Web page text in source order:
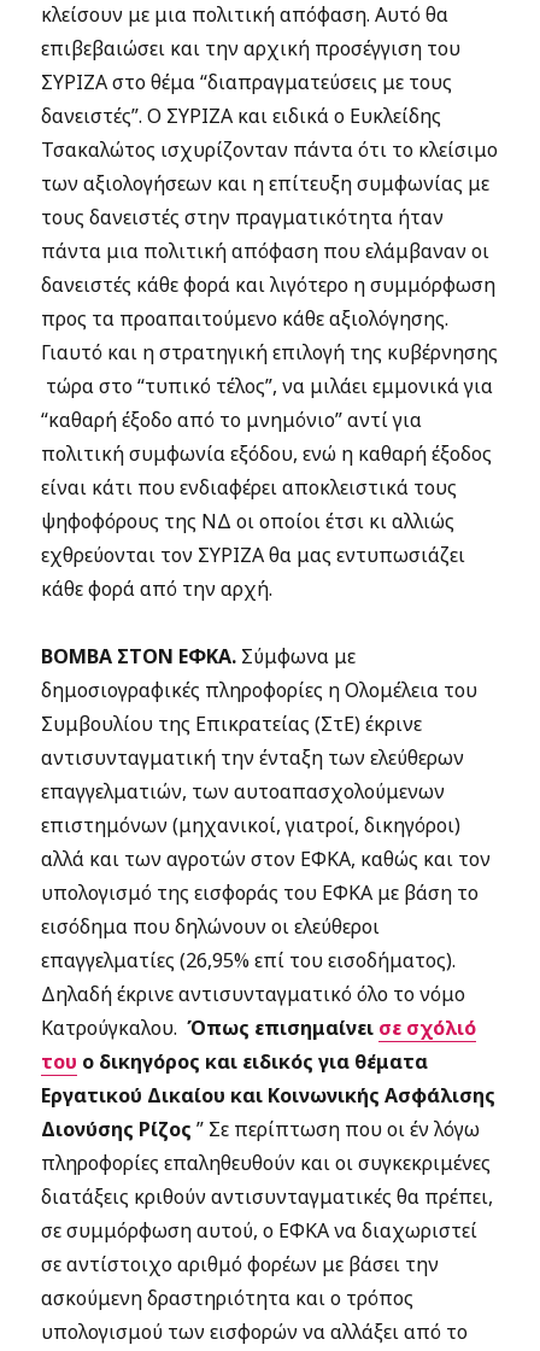
κλείσουν με μια πολιτική απόφαση. Αυτό θα
επιβεβαιώσει και την αρχική προσέγγιση του
ΣΥΡΙΖΑ στο θέμα “διαπραγματεύσεις με τους
δανειστές”. Ο ΣΥΡΙΖΑ και ειδικά ο Ευκλείδης
Τσακαλώτος ισχυρίζονταν πάντα ότι το κλείσιμο
των αξιολογήσεων και η επίτευξη συμφωνίας με
τους δανειστές στην πραγματικότητα ήταν
πάντα μια πολιτική απόφαση που ελάμβαναν οι
δανειστές κάθε φορά και λιγότερο η συμμόρφωση
προς τα προαπαιτούμενο κάθε αξιολόγησης.
Γιαυτό και η στρατηγική επιλογή της κυβέρνησης
τώρα στο “τυπικό τέλος”, να μιλάει εμμονικά για
“καθαρή έξοδο από το μνημόνιο” αντί για
πολιτική συμφωνία εξόδου, ενώ η καθαρή έξοδος
είναι κάτι που ενδιαφέρει αποκλειστικά τους
ψηφοφόρους της ΝΔ οι οποίοι έτσι κι αλλιώς
εχθρεύονται τον ΣΥΡΙΖΑ θα μας εντυπωσιάζει
κάθε φορά από την αρχή.
ΒΟΜΒΑ ΣΤΟΝ ΕΦΚΑ. Σύμφωνα με
δημοσιογραφικές πληροφορίες η Ολομέλεια του
Συμβουλίου της Επικρατείας (ΣτΕ) έκρινε
αντισυνταγματική την ένταξη των ελεύθερων
επαγγελματιών, των αυτοαπασχολούμενων
επιστημόνων (μηχανικοί, γιατροί, δικηγόροι)
αλλά και των αγροτών στον ΕΦΚΑ, καθώς και τον
υπολογισμό της εισφοράς του ΕΦΚΑ με βάση το
εισόδημα που δηλώνουν οι ελεύθεροι
επαγγελματίες (26,95% επί του εισοδήματος).
Δηλαδή έκρινε αντισυνταγματικό όλο το νόμο
Κατρούγκαλου.Όπως επισημαίνει σε σχόλιό
του ο δικηγόρος και ειδικός για θέματα
Εργατικού Δικαίου και Κοινωνικής Ασφάλισης
Διονύσης Ρίζος ” Σε περίπτωση που οι έν λόγω
πληροφορίες επαληθευθούν και οι συγκεκριμένες
διατάξεις κριθούν αντισυνταγματικές θα πρέπει,
σε συμμόρφωση αυτού, ο ΕΦΚΑ να διαχωριστεί
σε αντίστοιχο αριθμό φορέων με βάσει την
ασκούμενη δραστηριότητα και ο τρόπος
υπολογισμού των εισφορών να αλλάξει από το